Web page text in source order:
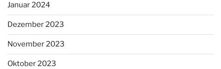
Januar 2024
Dezember 2023
November 2023
Oktober 2023